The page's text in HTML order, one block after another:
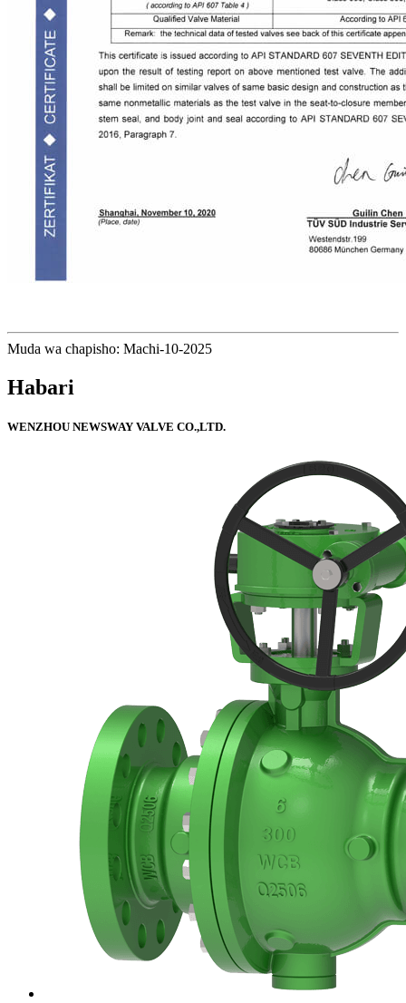
Muda wa chapisho: Machi-10-2025
Habari
WENZHOU NEWSWAY VALVE CO.,LTD.